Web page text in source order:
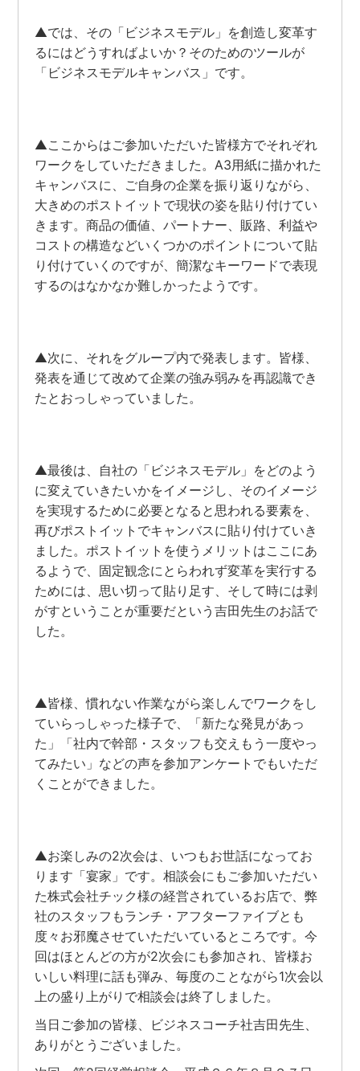
▲では、その「ビジネスモデル」を創造し変革す
るにはどうすればよいか？そのためのツールが
「ビジネスモデルキャンバス」です。
▲ここからはご参加いただいた皆様方でそれぞれ
ワークをしていただきました。A3用紙に描かれた
キャンバスに、ご自身の企業を振り返りながら、
大きめのポストイットで現状の姿を貼り付けてい
きます。商品の価値、パートナー、販路、利益や
コストの構造などいくつかのポイントについて貼
り付けていくのですが、簡潔なキーワードで表現
するのはなかなか難しかったようです。
▲次に、それをグループ内で発表します。皆様、
発表を通じて改めて企業の強み弱みを再認識でき
たとおっしゃっていました。
▲最後は、自社の「ビジネスモデル」をどのよう
に変えていきたいかをイメージし、そのイメージ
を実現するために必要となると思われる要素を、
再びポストイットでキャンバスに貼り付けていき
ました。ポストイットを使うメリットはここにあ
るようで、固定観念にとらわれず変革を実行する
ためには、思い切って貼り足す、そして時には剥
がすということが重要だという吉田先生のお話で
した。
▲皆様、慣れない作業ながら楽しんでワークをし
ていらっしゃった様子で、「新たな発見があっ
た」「社内で幹部・スタッフも交えもう一度やっ
てみたい」などの声を参加アンケートでもいただ
くことができました。
▲お楽しみの2次会は、いつもお世話になってお
ります「宴家」です。相談会にもご参加いただい
た株式会社チック様の経営されているお店で、弊
社のスタッフもランチ・アフターファイブとも
度々お邪魔させていただいているところです。今
回はほとんどの方が2次会にも参加され、皆様お
いしい料理に話も弾み、毎度のことながら1次会以
上の盛り上がりで相談会は終了しました。
当日ご参加の皆様、ビジネスコーチ社吉田先生、
ありがとうございました。